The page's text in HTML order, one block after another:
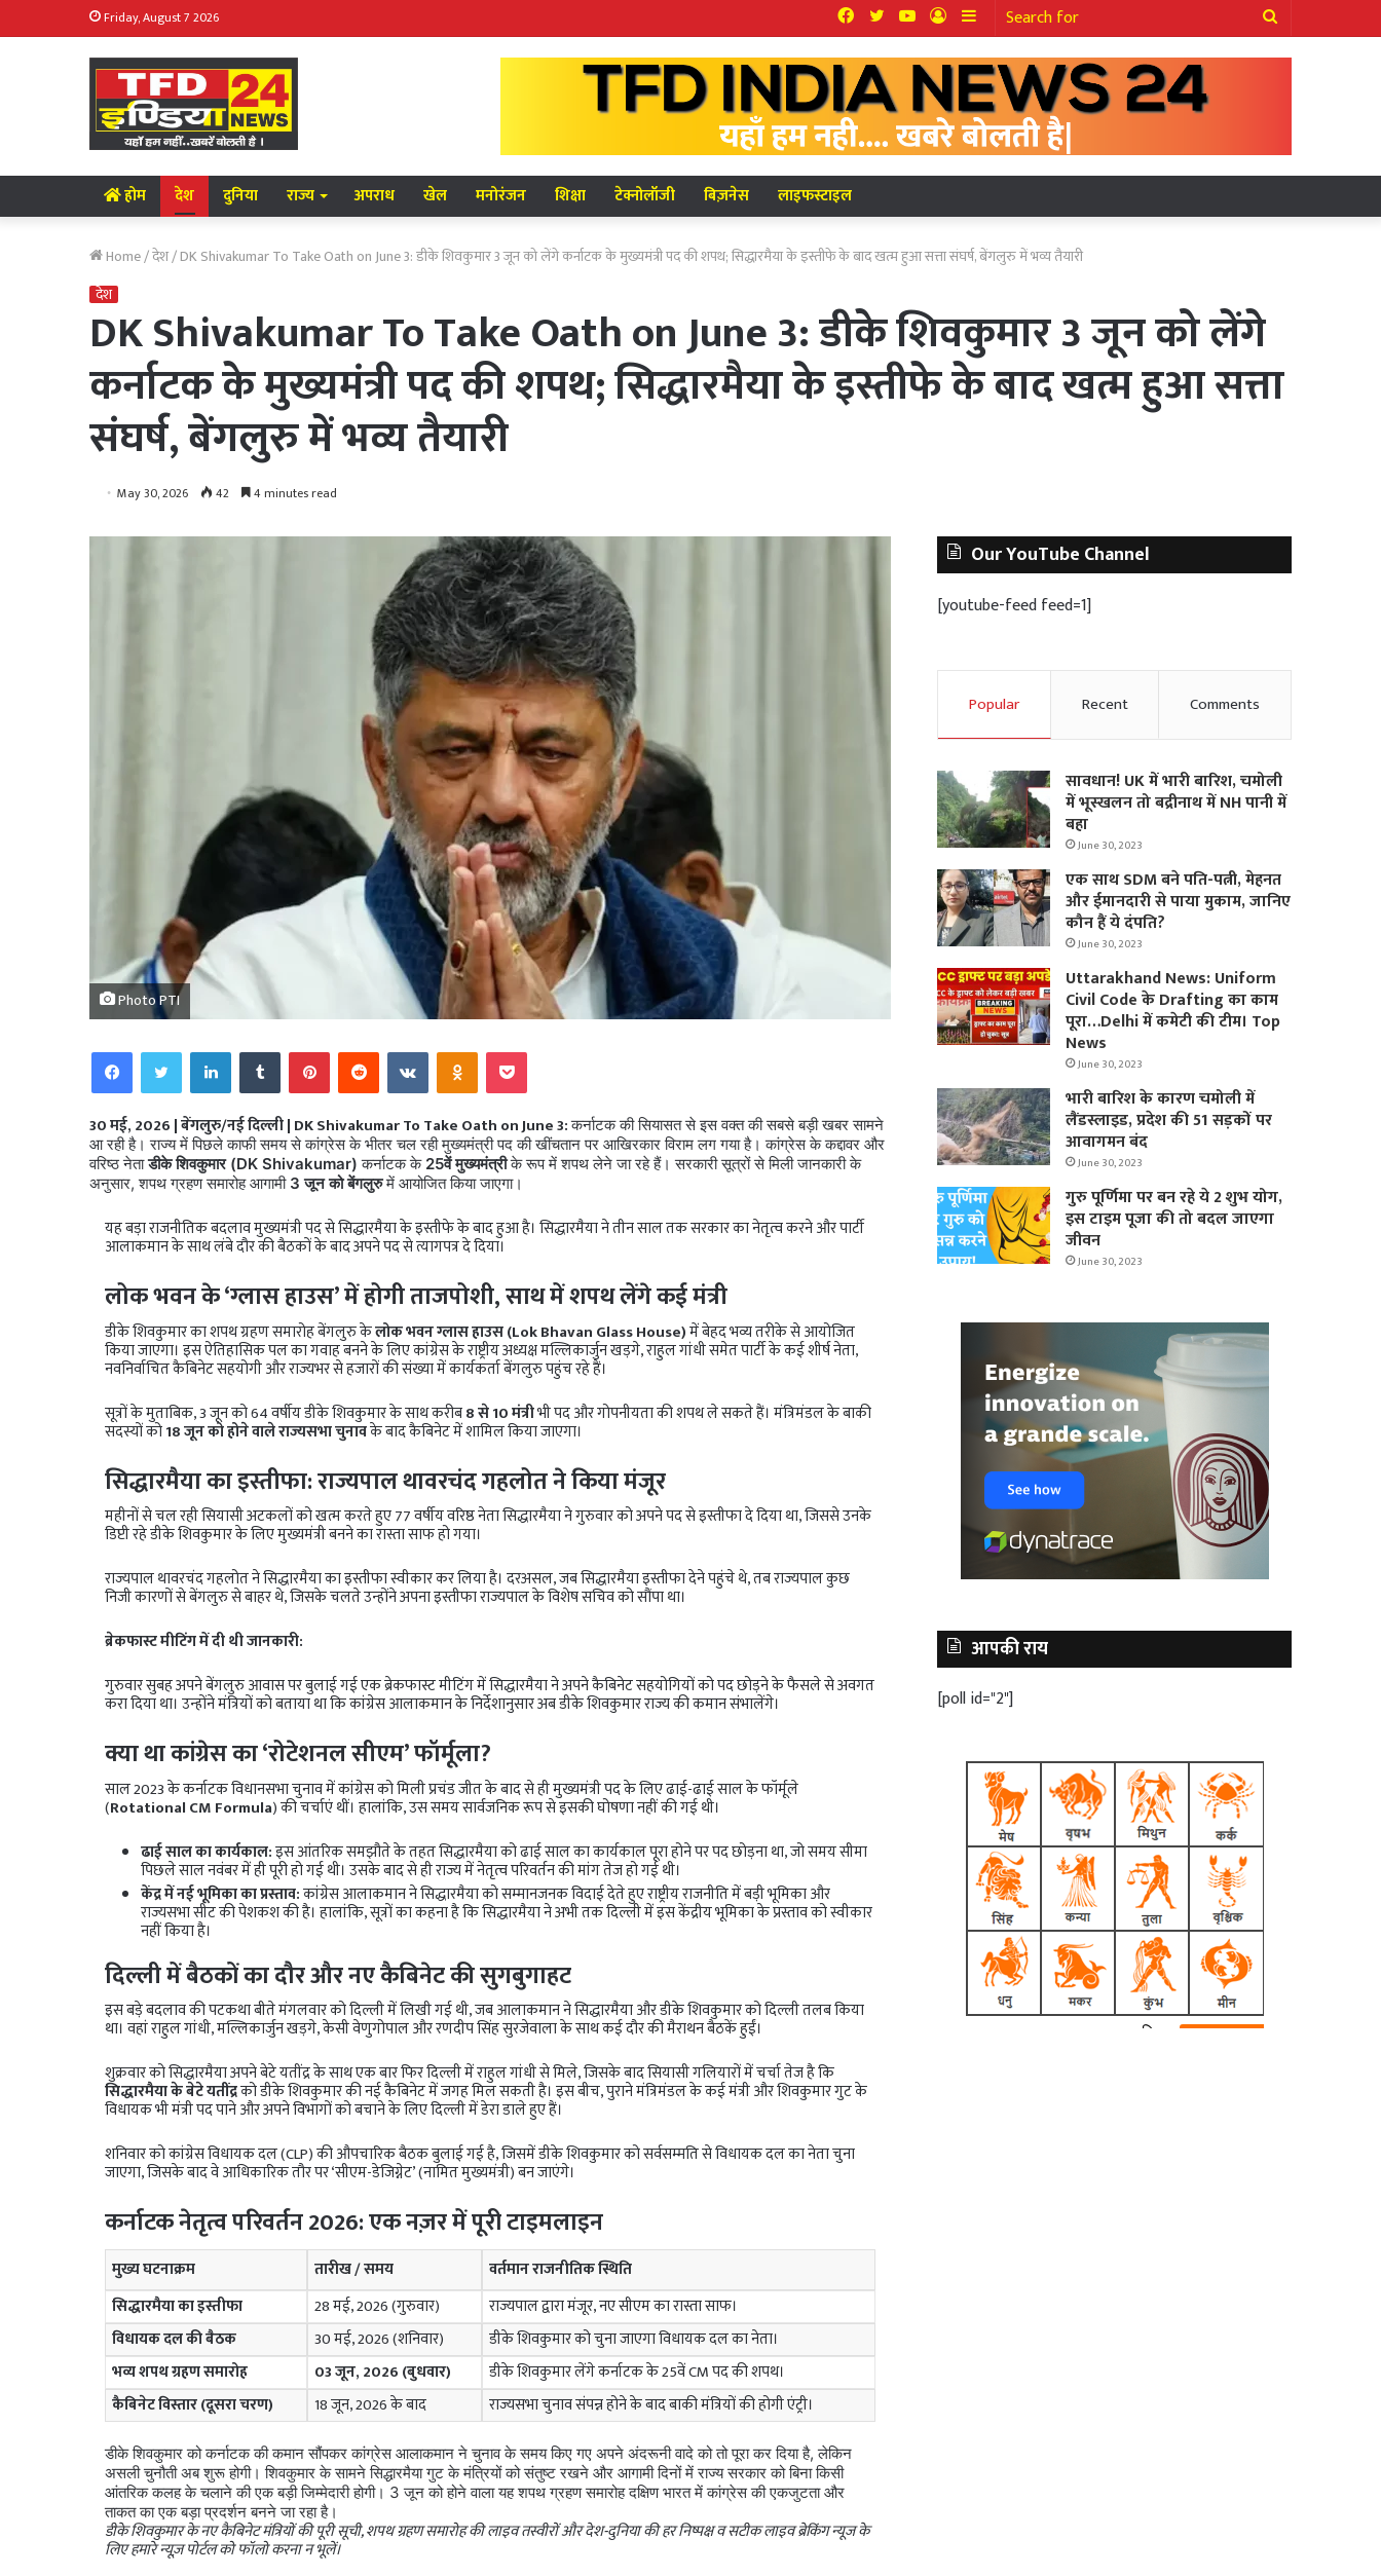
Friday, August 7 2026
Search
for
Sidebar
Log
In
YouTube
Twitter
Facebook
होम देश दुनिया राज्य अपराध खेल मनोरंजन शिक्षा टेक्नोलॉजी बिज़नेस लाइफस्टाइल
Home/देश/DK Shivakumar To Take Oath on June 3: डीके शिवकुमार 3 जून को लेंगे कर्नाटक के मुख्यमंत्री पद की शपथ; सिद्धारमैया के इस्तीफे के बाद खत्म हुआ सत्ता संघर्ष, बेंगलुरु में भव्य तैयारी
देश
DK Shivakumar To Take Oath on June 3: डीके शिवकुमार 3 जून को लेंगे
कर्नाटक के मुख्यमंत्री पद की शपथ; सिद्धारमैया के इस्तीफे के बाद खत्म हुआ सत्ता
संघर्ष, बेंगलुरु में भव्य तैयारी
May 30, 2026 42 4 minutes read
Photo PTI
FacebookTwitterLinkedInTumblrPinterestRedditVKontakteOdnoklassniki
Pocket
30 मई, 2026 | बेंगलुरु/नई दिल्ली | DK Shivakumar To Take Oath on June 3:कर्नाटक की सियासत से इस वक्त की सबसे बड़ी खबर सामने
आ रही है। राज्य में पिछले काफी समय से कांग्रेस के भीतर चल रही मुख्यमंत्री पद की खींचतान पर आखिरकार विराम लग गया है। कांग्रेस के कद्दावर और
वरिष्ठ नेताडीके शिवकुमार (DK Shivakumar) कर्नाटक के 25वें मुख्यमंत्रीके रूप में शपथ लेने जा रहे हैं। सरकारी सूत्रों से मिली जानकारी के
अनुसार, शपथ ग्रहण समारोह आगामी 3 जून को बेंगलुरुमें आयोजित किया जाएगा।
यह बड़ा राजनीतिक बदलाव मुख्यमंत्री पद से सिद्धारमैया के इस्तीफे के बाद हुआ है। सिद्धारमैया ने तीन साल तक सरकार का नेतृत्व करने और पार्टी
आलाकमान के साथ लंबे दौर की बैठकों के बाद अपने पद से त्यागपत्र दे दिया।
लोक भवन के ‘ग्लास हाउस’ में होगी ताजपोशी, साथ में शपथ लेंगे कई मंत्री
डीके शिवकुमार का शपथ ग्रहण समारोह बेंगलुरु केलोक भवन ग्लास हाउस (Lok Bhavan Glass House)में बेहद भव्य तरीके से आयोजित
किया जाएगा। इस ऐतिहासिक पल का गवाह बनने के लिए कांग्रेस के राष्ट्रीय अध्यक्ष मल्लिकार्जुन खड़गे, राहुल गांधी समेत पार्टी के कई शीर्ष नेता,
नवनिर्वाचित कैबिनेट सहयोगी और राज्यभर से हजारों की संख्या में कार्यकर्ता बेंगलुरु पहुंच रहे हैं।
सूत्रों के मुताबिक, 3 जून को 64 वर्षीय डीके शिवकुमार के साथ करीब8 से 10 मंत्रीभी पद और गोपनीयता की शपथ ले सकते हैं। मंत्रिमंडल के बाकी
सदस्यों को18 जून को होने वाले राज्यसभा चुनावके बाद कैबिनेट में शामिल किया जाएगा।
सिद्धारमैया का इस्तीफा: राज्यपाल थावरचंद गहलोत ने किया मंजूर
महीनों से चल रही सियासी अटकलों को खत्म करते हुए 77 वर्षीय वरिष्ठ नेता सिद्धारमैया ने गुरुवार को अपने पद से इस्तीफा दे दिया था, जिससे उनके
डिप्टी रहे डीके शिवकुमार के लिए मुख्यमंत्री बनने का रास्ता साफ हो गया।
राज्यपाल थावरचंद गहलोत ने सिद्धारमैया का इस्तीफा स्वीकार कर लिया है। दरअसल, जब सिद्धारमैया इस्तीफा देने पहुंचे थे, तब राज्यपाल कुछ
निजी कारणों से बेंगलुरु से बाहर थे, जिसके चलते उन्होंने अपना इस्तीफा राज्यपाल के विशेष सचिव को सौंपा था।
ब्रेकफास्ट मीटिंग में दी थी जानकारी:
गुरुवार सुबह अपने बेंगलुरु आवास पर बुलाई गई एक ब्रेकफास्ट मीटिंग में सिद्धारमैया ने अपने कैबिनेट सहयोगियों को पद छोड़ने के फैसले से अवगत
करा दिया था। उन्होंने मंत्रियों को बताया था कि कांग्रेस आलाकमान के निर्देशानुसार अब डीके शिवकुमार राज्य की कमान संभालेंगे।
क्या था कांग्रेस का ‘रोटेशनल सीएम’ फॉर्मूला?
साल 2023 के कर्नाटक विधानसभा चुनाव में कांग्रेस को मिली प्रचंड जीत के बाद से ही मुख्यमंत्री पद के लिए ढाई-ढाई साल के फॉर्मूले
(Rotational CM Formula) की चर्चाएं थीं। हालांकि, उस समय सार्वजनिक रूप से इसकी घोषणा नहीं की गई थी।
ढाई साल का कार्यकाल:इस आंतरिक समझौते के तहत सिद्धारमैया को ढाई साल का कार्यकाल पूरा होने पर पद छोड़ना था, जो समय सीमा
पिछले साल नवंबर में ही पूरी हो गई थी। उसके बाद से ही राज्य में नेतृत्व परिवर्तन की मांग तेज हो गई थी।
केंद्र में नई भूमिका का प्रस्ताव:कांग्रेस आलाकमान ने सिद्धारमैया को सम्मानजनक विदाई देते हुए राष्ट्रीय राजनीति में बड़ी भूमिका और
राज्यसभा सीट की पेशकश की है। हालांकि, सूत्रों का कहना है कि सिद्धारमैया ने अभी तक दिल्ली में इस केंद्रीय भूमिका के प्रस्ताव को स्वीकार
नहीं किया है।
दिल्ली में बैठकों का दौर और नए कैबिनेट की सुगबुगाहट
इस बड़े बदलाव की पटकथा बीते मंगलवार को दिल्ली में लिखी गई थी, जब आलाकमान ने सिद्धारमैया और डीके शिवकुमार को दिल्ली तलब किया
था। वहां राहुल गांधी, मल्लिकार्जुन खड़गे, केसी वेणुगोपाल और रणदीप सिंह सुरजेवाला के साथ कई दौर की मैराथन बैठकें हुईं।
शुक्रवार को सिद्धारमैया अपने बेटे यतींद्र के साथ एक बार फिर दिल्ली में राहुल गांधी से मिले, जिसके बाद सियासी गलियारों में चर्चा तेज है कि
सिद्धारमैया के बेटे यतींद्रको डीके शिवकुमार की नई कैबिनेट में जगह मिल सकती है। इस बीच, पुराने मंत्रिमंडल के कई मंत्री और शिवकुमार गुट के
विधायक भी मंत्री पद पाने और अपने विभागों को बचाने के लिए दिल्ली में डेरा डाले हुए हैं।
शनिवार को कांग्रेस विधायक दल (CLP) की औपचारिक बैठक बुलाई गई है, जिसमें डीके शिवकुमार को सर्वसम्मति से विधायक दल का नेता चुना
जाएगा, जिसके बाद वे आधिकारिक तौर पर ‘सीएम-डेजिग्नेट’ (नामित मुख्यमंत्री) बन जाएंगे।
कर्नाटक नेतृत्व परिवर्तन 2026: एक नज़र में पूरी टाइमलाइन
मुख्य घटनाक्रम तारीख / समय
वर्तमान राजनीतिक स्थिति
सिद्धारमैया का इस्तीफा
28 मई, 2026 (गुरुवार)
राज्यपाल द्वारा मंजूर, नए सीएम का रास्ता साफ।
विधायक दल की बैठक
30 मई, 2026 (शनिवार)
डीके शिवकुमार को चुना जाएगा विधायक दल का नेता।
भव्य शपथ ग्रहण समारोह
03 जून, 2026 (बुधवार)
डीके शिवकुमार लेंगे कर्नाटक के 25वें CM पद की शपथ।
कैबिनेट विस्तार (दूसरा चरण)
18 जून, 2026 के बाद राज्यसभा चुनाव संपन्न होने के बाद बाकी मंत्रियों की होगी एंट्री।
डीके शिवकुमार को कर्नाटक की कमान सौंपकर कांग्रेस आलाकमान ने चुनाव के समय किए गए अपने अंदरूनी वादे को तो पूरा कर दिया है, लेकिन
असली चुनौती अब शुरू होगी। शिवकुमार के सामने सिद्धारमैया गुट के मंत्रियों को संतुष्ट रखने और आगामी दिनों में राज्य सरकार को बिना किसी
आंतरिक कलह के चलाने की एक बड़ी जिम्मेदारी होगी। 3 जून को होने वाला यह शपथ ग्रहण समारोह दक्षिण भारत में कांग्रेस की एकजुटता और
ताकत का एक बड़ा प्रदर्शन बनने जा रहा है।
डीके शिवकुमार के नए कैबिनेट मंत्रियों की पूरी सूची, शपथ ग्रहण समारोह की लाइव तस्वीरों और देश-दुनिया की हर निष्पक्ष व सटीक लाइव ब्रेकिंग न्यूज के
लिए हमारे न्यूज़ पोर्टल को फॉलो करना न भूलें।
Our YouTube Channel
[youtube-feed feed=1]
Popular Recent Comments
सावधान! UK में भारी बारिश, चमोली
में भूस्‍खलन तो बद्रीनाथ में NH पानी में
बहा
June 30, 2023
एक साथ SDM बने पति-पत्नी, मेहनत
और ईमानदारी से पाया मुकाम, जानिए
कौन हैं ये दंपति?
June 30, 2023
Uttarakhand News: Uniform
Civil Code के Drafting का काम
पूरा…Delhi में कमेटी की टीम। Top
News
June 30, 2023
भारी बारिश के कारण चमोली में
लैंडस्लाइड, प्रदेश की 51 सड़कों पर
आवागमन बंद
June 30, 2023
गुरु पूर्णिमा पर बन रहे ये 2 शुभ योग,
इस टाइम पूजा की तो बदल जाएगा
जीवन
June 30, 2023
आपकी राय
[poll id="2"]